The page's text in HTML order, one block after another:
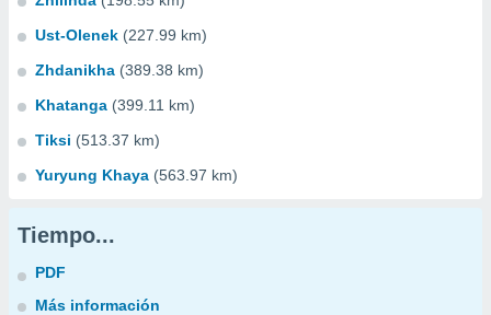
Ust-Olenek (227.99 km)
Zhdanikha (389.38 km)
Khatanga (399.11 km)
Tiksi (513.37 km)
Yuryung Khaya (563.97 km)
Tiempo...
PDF
Más información